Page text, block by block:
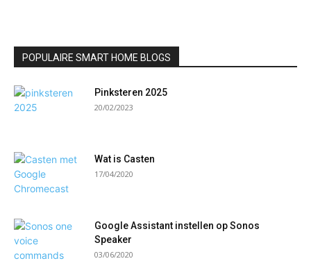
POPULAIRE SMART HOME BLOGS
Pinksteren 2025
20/02/2023
Wat is Casten
17/04/2020
Google Assistant instellen op Sonos
Speaker
03/06/2020